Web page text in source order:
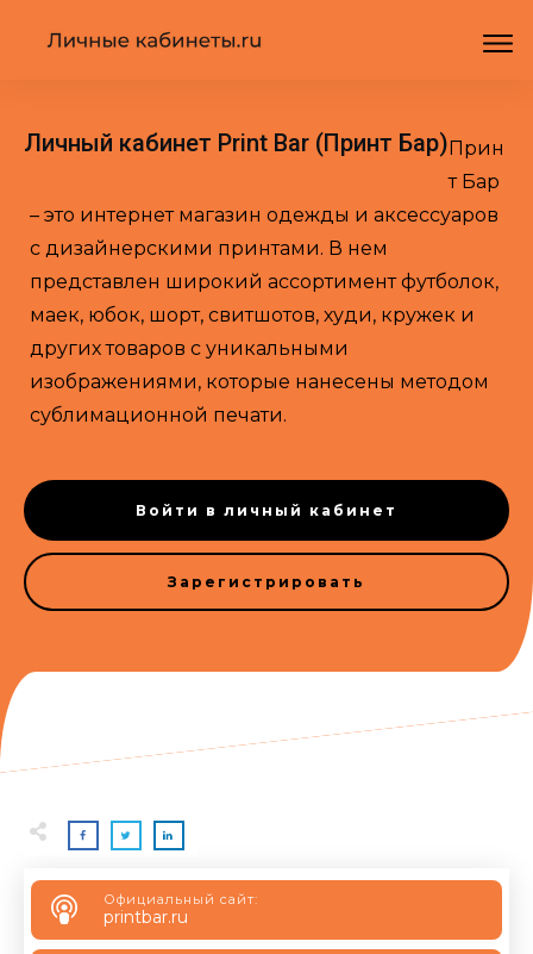
Личный кабинет Print Bar (Принт Бар)Прин
т Бар
– это интернет магазин одежды и аксессуаров
с дизайнерскими принтами. В нем
представлен широкий ассортимент футболок,
маек, юбок, шорт, свитшотов, худи, кружек и
других товаров с уникальными
изображениями, которые нанесены методом
сублимационной печати.
Войти в личный кабинет
Зарегистрировать
Официальный сайт:
printbar.ru